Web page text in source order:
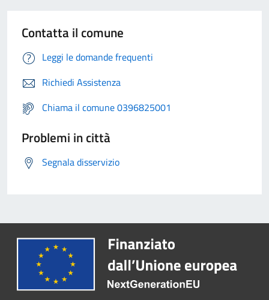
Contatta il comune
Leggi le domande frequenti
Richiedi Assistenza
Chiama il comune 0396825001
Problemi in città
Segnala disservizio